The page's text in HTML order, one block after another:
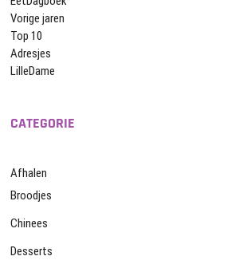
Vorige jaren
Top 10
Adresjes
LilleDame
CATEGORIE
Afhalen
Broodjes
Chinees
Desserts